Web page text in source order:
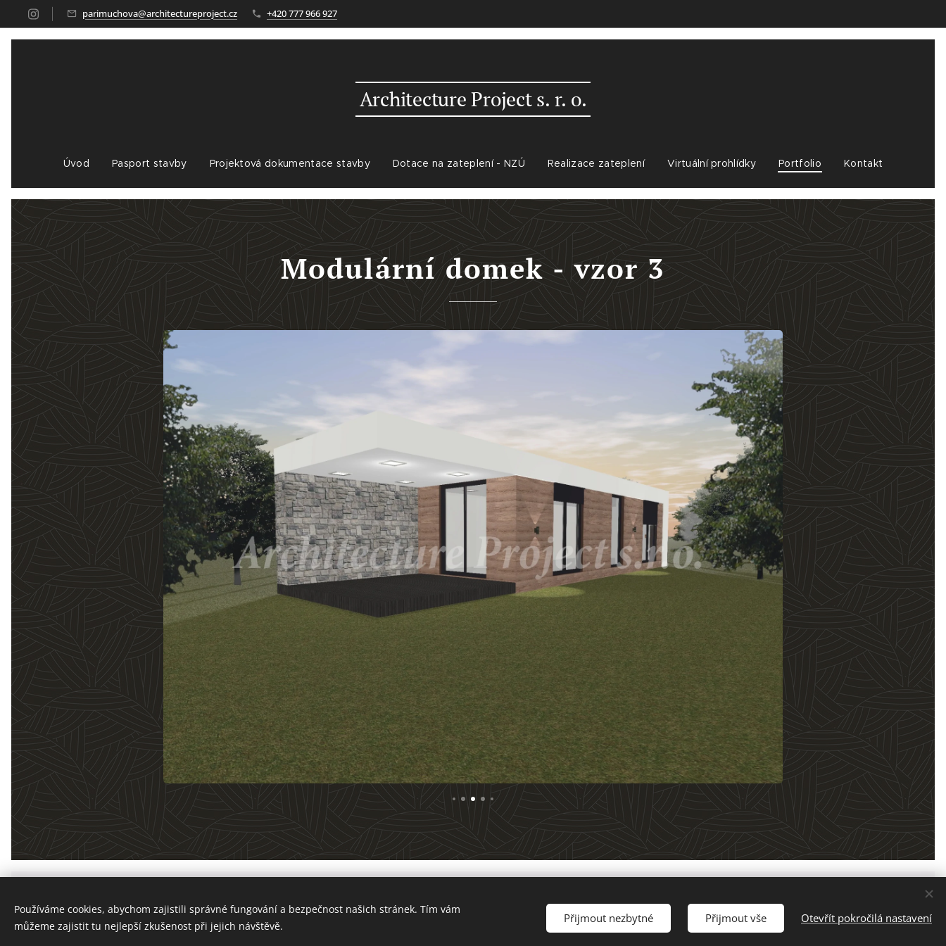
parimuchova@architectureproject.cz +420 777 966 927
Architecture Project s. r. o.
Úvod Pasport stavby Projektová dokumentace stavby Dotace na zateplení - NZÚ Realizace zateplení Virtuální prohlídky Portfolio Kontakt
Modulární domek - vzor 3
Architecture Project s.r.o., Nerudova 1087/40, 697 01 Kyjov, IČ: 038 43 602
Používáme cookies, abychom zajistili správné fungování a bezpečnost našich stránek. Tím vám
můžeme zajistit tu nejlepší zkušenost při jejich návštěvě.
Přijmout nezbytné Přijmout vše Otevřít pokročilá nastavení